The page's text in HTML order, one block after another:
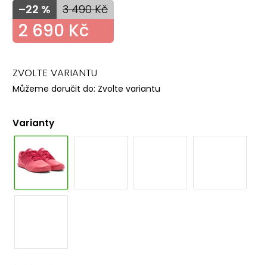
Varianty
3 490 Kč
–22 %
2 690 Kč
ZVOLTE VARIANTU
Můžeme doručit do: Zvolte variantu